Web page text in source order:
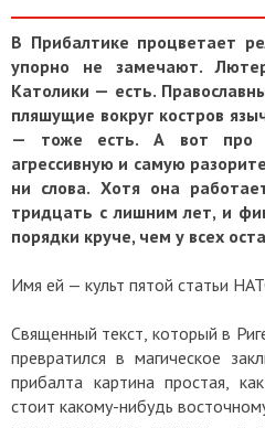
В Прибалтике процветает
упорно не замечают.
Католики — есть.
пляшущие вокруг костров
— тоже есть. А вот про
агрессивную и самую
ни слова. Хотя она
тридцать с лишним лет, и
порядки круче, чем у всех
Имя ей — культ пятой статьи
Священный текст, который в
превратился в магическое
прибалта картина простая,
стоит какому-нибудь